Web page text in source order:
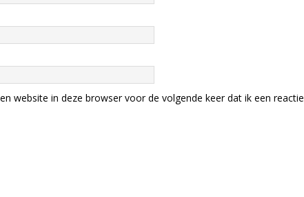
website in deze browser voor de volgende keer dat ik een reactie